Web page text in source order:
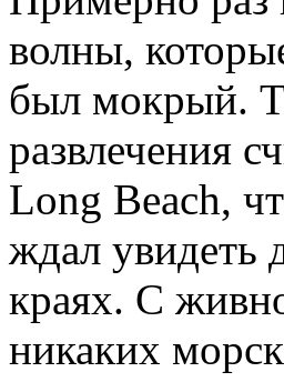
волны,
был мокрый.
развлечения
Long Beach,
ждал увидеть
краях. С
никаких